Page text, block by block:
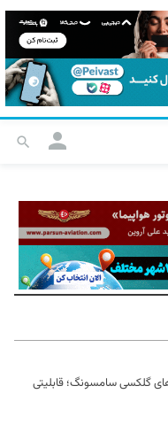
گلکسی سامسونگ؛ قابلیتی